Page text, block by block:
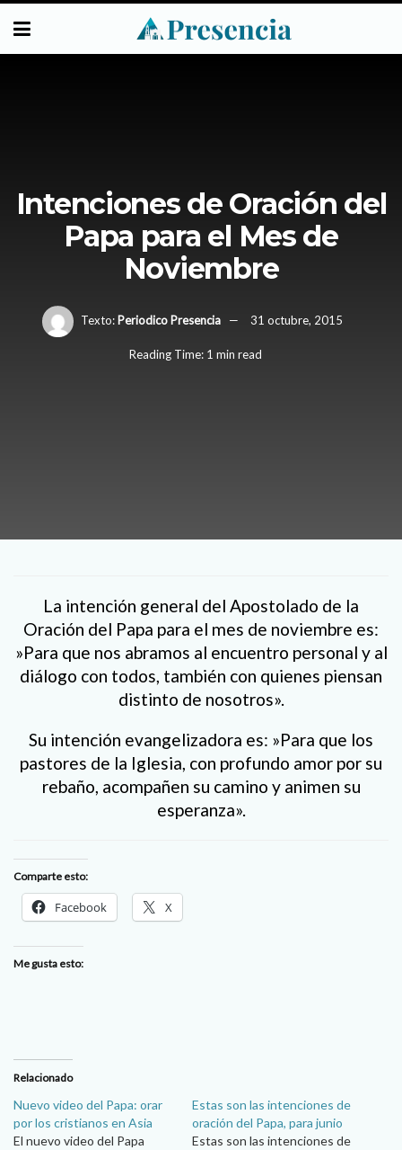
Intenciones de Oración del
Papa para el Mes de
Noviembre
Texto: Periodico Presencia 31 octubre, 2015
Reading Time: 1 min read
La intención general del Apostolado de la
Oración del Papa para el mes de noviembre es:
»Para que nos abramos al encuentro personal y al
diálogo con todos, también con quienes piensan
distinto de nosotros».
Su intención evangelizadora es: »Para que los
pastores de la Iglesia, con profundo amor por su
rebaño, acompañen su camino y animen su
esperanza».
Comparte esto:
Facebook X
Me gusta esto:
Relacionado
Nuevo video del Papa: orar
por los cristianos en Asia
El nuevo video del Papa
Estas son las intenciones de
oración del Papa, para junio
Estas son las intenciones de